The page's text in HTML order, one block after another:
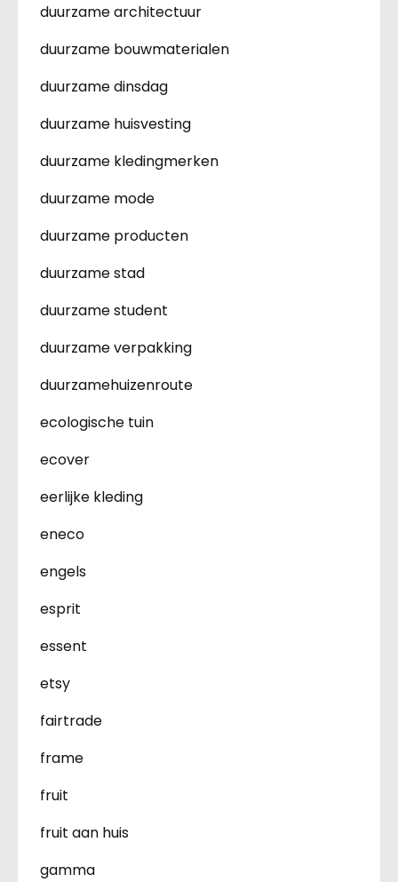
duurzame architectuur
duurzame bouwmaterialen
duurzame dinsdag
duurzame huisvesting
duurzame kledingmerken
duurzame mode
duurzame producten
duurzame stad
duurzame student
duurzame verpakking
duurzamehuizenroute
ecologische tuin
ecover
eerlijke kleding
eneco
engels
esprit
essent
etsy
fairtrade
frame
fruit
fruit aan huis
gamma